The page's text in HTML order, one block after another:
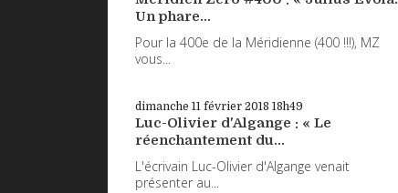
Un phare...
Pour la 400e de la Méridienne (400 !!!), MZ
vous...
dimanche 11 février 2018 18h49
Luc-Olivier d'Algange : « Le
réenchantement du...
L'écrivain Luc-Olivier d'Algange venait
présenter au...